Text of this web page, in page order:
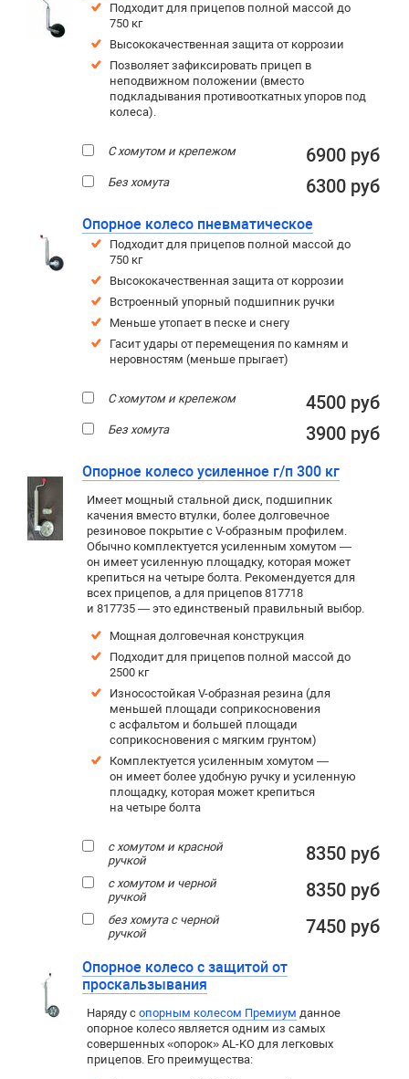
Подходит для прицепов полной массой до
750 кг
Высококачественная защита от коррозии
Позволяет зафиксировать прицеп в
неподвижном положении (вместо
подкладывания противооткатных упоров под
колеса).
С хомутом и крепежом 6900 руб
Без хомута 6300 руб
Опорное колесо пневматическое
Подходит для прицепов полной массой до
750 кг
Высококачественная защита от коррозии
Встроенный упорный подшипник ручки
Меньше утопает в песке и снегу
Гасит удары от перемещения по камням и
неровностям (меньше прыгает)
С хомутом и крепежом 4500 руб
Без хомута 3900 руб
Опорное колесо усиленное г/п 300 кг
Имеет мощный стальной диск, подшипник
качения вместо втулки, более долговечное
резиновое покрытие c V-образным профилем.
Обычно комплектуется усиленным хомутом —
он имеет усиленную площадку, которая может
крепиться на четыре болта. Рекомендуется для
всех прицепов, а для прицепов 817718
и 817735 — это единственый правильный выбор.
Мощная долговечная конструкция
Подходит для прицепов полной массой до
2500 кг
Износостойкая V-образная резина (для
меньшей площади соприкосновения
с асфальтом и большей площади
соприкосновения с мягким грунтом)
Комплектуется усиленным хомутом —
он имеет более удобную ручку и усиленную
площадку, которая может крепиться
на четыре болта
с хомутом и красной
ручкой
8350 руб
с хомутом и черной
ручкой
8350 руб
без хомута с черной
ручкой
7450 руб
Опорное колесо с защитой от
проскальзывания
Наряду с опорным колесом Премиум данное
опорное колесо является одним из самых
совершенных «опорок» AL-KO для легковых
прицепов. Его преимущества: